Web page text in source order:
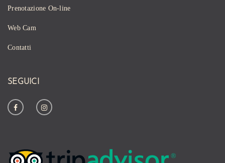
Prenotazione On-line
Web Cam
Contatti
SEGUICI